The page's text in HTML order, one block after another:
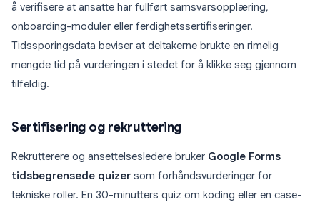
å verifisere at ansatte har fullført samsvarsopplæring,
onboarding-moduler eller ferdighetssertifiseringer.
Tidssporingsdata beviser at deltakerne brukte en rimelig
mengde tid på vurderingen i stedet for å klikke seg gjennom
tilfeldig.
Sertifisering og rekruttering
Rekrutterere og ansettelsesledere bruker Google Forms
tidsbegrensede quizer som forhåndsvurderinger for
tekniske roller. En 30-minutters quiz om koding eller en case-